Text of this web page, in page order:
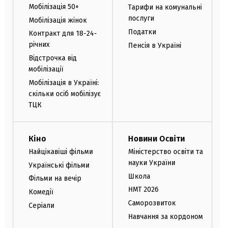
Мобілізація 50+
Мобілізація жінок
Контракт для 18-24-
річних
Відстрочка від
мобілізації
Мобілізація в Україні:
скільки осіб мобілізує
ТЦК
Тарифи на комунальні
послуги
Податки
Пенсія в Україні
Кіно
Найцікавіші фільми
Українські фільми
Фільми на вечір
Комедії
Серіали
Новини Освіти
Міністерство освіти та
науки України
Школа
НМТ 2026
Саморозвиток
Навчання за кордоном